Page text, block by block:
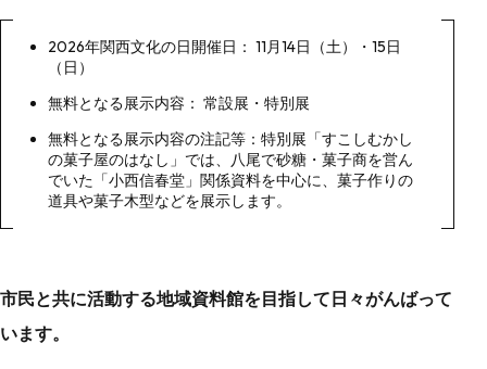
2026年関西文化の日開催日： 11月14日（土）・15日
（日）
無料となる展示内容： 常設展・特別展
無料となる展示内容の注記等：特別展「すこしむかし
の菓子屋のはなし」では、八尾で砂糖・菓子商を営ん
でいた「小西信春堂」関係資料を中心に、菓子作りの
道具や菓子木型などを展示します。
市民と共に活動する地域資料館を目指して日々がんばって
います。